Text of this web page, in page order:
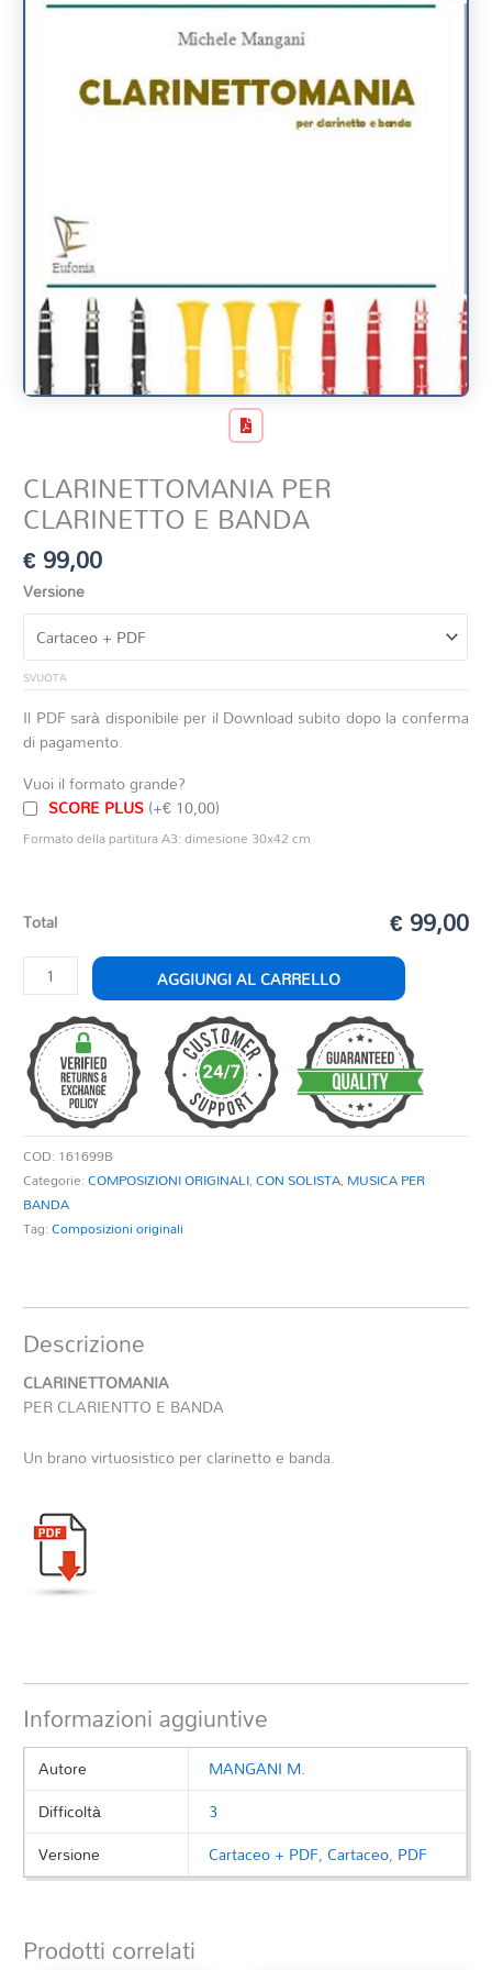
CLARINETTOMANIA PER
CLARINETTO E BANDA
€99,00
Versione
SVUOTA
Il PDF sarà disponibile per il Download subito dopo la conferma
di pagamento.
Vuoi il formato grande?
SCORE PLUS(+€ 10,00)
Formato della partitura A3: dimesione 30x42 cm
Total € 99,00
CLARINETTOMANIA
PER
CLARINETTO
BANDA
quantità
AGGIUNGI AL CARRELLO
COD: 161699B
Categorie:COMPOSIZIONI ORIGINALI,CON SOLISTA, MUSICA PER
BANDA
Tag:Composizioni originali
Descrizione
CLARINETTOMANIA
PER CLARIENTTO E BANDA
Un brano virtuosistico per clarinetto e banda.
Informazioni aggiuntive
Autore
MANGANI M.
Difficoltà
3
Versione
Cartaceo + PDF,Cartaceo, PDF
Prodotti correlati